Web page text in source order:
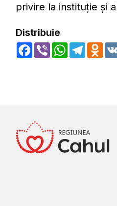
privire la instituţie şi
Distribuie
Facebook
Viber WhatsApp